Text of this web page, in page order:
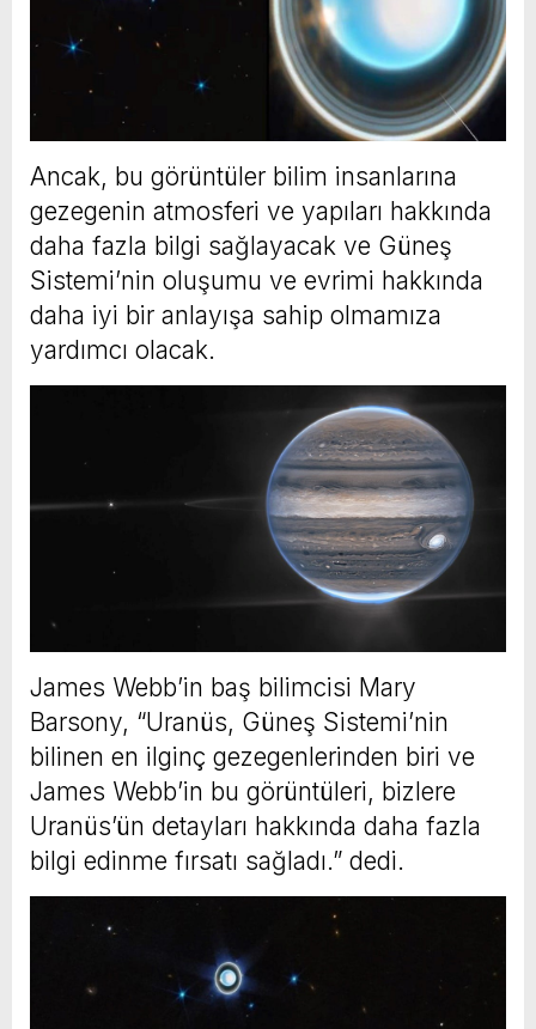
Ancak, bu görüntüler bilim insanlarına
gezegenin atmosferi ve yapıları hakkında
daha fazla bilgi sağlayacak ve Güneş
Sistemi’nin oluşumu ve evrimi hakkında
daha iyi bir anlayışa sahip olmamıza
yardımcı olacak.
James Webb’in baş bilimcisi Mary
Barsony, “Uranüs, Güneş Sistemi’nin
bilinen en ilginç gezegenlerinden biri ve
James Webb’in bu görüntüleri, bizlere
Uranüs’ün detayları hakkında daha fazla
bilgi edinme fırsatı sağladı.” dedi.